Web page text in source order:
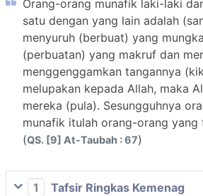
Orang-orang munafik laki-laki
satu dengan yang lain adalah
menyuruh (berbuat) yang
(perbuatan) yang makruf dan
menggenggamkan tangannya
melupakan kepada Allah, maka
mereka (pula). Sesungguhnya
munafik itulah orang-orang yang
(QS. [9] At-Taubah : 67)
1 Tafsir Ringkas Kemenag